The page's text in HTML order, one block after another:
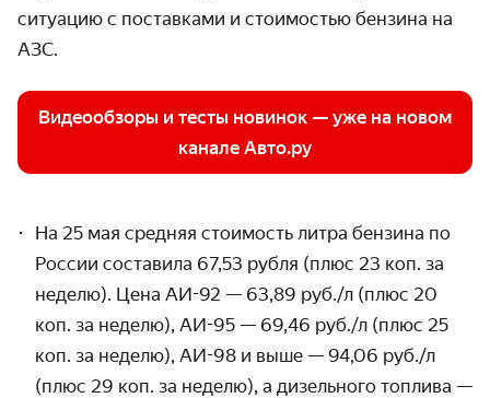
ситуацию с поставками и стоимостью бензина на
АЗС.
Видеообзоры и тесты новинок — уже на новом
канале Авто.ру
На 25 мая средняя стоимость литра бензина по
России составила 67,53 рубля (плюс 23 коп. за
неделю). Цена АИ-92 — 63,89 руб./л (плюс 20
коп. за неделю), АИ-95 — 69,46 руб./л (плюс 25
коп. за неделю), АИ-98 и выше — 94,06 руб./л
(плюс 29 коп. за неделю), а дизельного топлива —